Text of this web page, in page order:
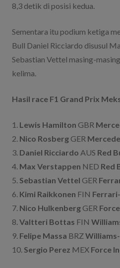
8,3 detik di posisi kedua.
Sementara itu podium ketiga
Bull Daniel Ricciardo disusul
Sebastian Vettel masing-
kelima.
Hasil race F1 Grand Prix
1. Lewis Hamilton GBR
2. Nico Rosberg GER
3. Daniel Ricciardo AUS Red
4. Max Verstappen NED Red
5. Sebastian Vettel GER
6. Kimi Raikkonen FIN
7. Nico Hulkenberg GER
8. Valtteri Bottas FIN
9. Felipe Massa BRZ
10. Sergio Perez MEX Force